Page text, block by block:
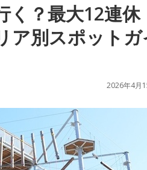
く？最大12連休
ア別スポットガ
2026年4月